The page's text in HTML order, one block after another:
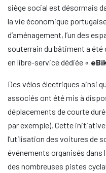
siège social est désormais
la vie économique
d’aménagement, l’un des
souterrain du bâtiment a
en libre-service dédiée «
Des vélos électriques ainsi
associés ont été mis à
déplacements de courte
par exemple). Cette
l’utilisation des voitures de
événements organisés dans
des nombreuses pistes